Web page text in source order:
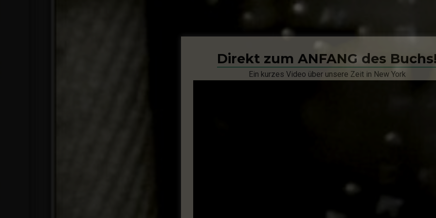
Direkt zum ANFANG des
Ein kurzes Video über unsere Zeit in New York